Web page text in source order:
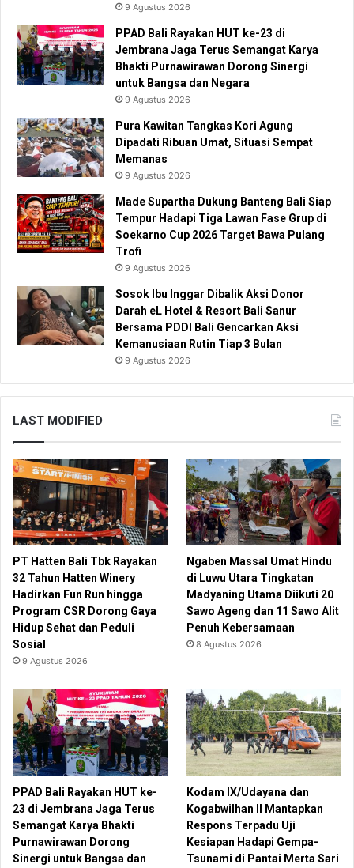
9 Agustus 2026
PPAD Bali Rayakan HUT ke-23 di
Jembrana Jaga Terus Semangat Karya
Bhakti Purnawirawan Dorong Sinergi
untuk Bangsa dan Negara
9 Agustus 2026
Pura Kawitan Tangkas Kori Agung
Dipadati Ribuan Umat, Situasi Sempat
Memanas
9 Agustus 2026
Made Supartha Dukung Banteng Bali Siap
Tempur Hadapi Tiga Lawan Fase Grup di
Soekarno Cup 2026 Target Bawa Pulang
Trofi
9 Agustus 2026
Sosok Ibu Inggar Dibalik Aksi Donor
Darah eL Hotel & Resort Bali Sanur
Bersama PDDI Bali Gencarkan Aksi
Kemanusiaan Rutin Tiap 3 Bulan
9 Agustus 2026
LAST MODIFIED
PT Hatten Bali Tbk Rayakan
32 Tahun Hatten Winery
Hadirkan Fun Run hingga
Program CSR Dorong Gaya
Hidup Sehat dan Peduli
Sosial
9 Agustus 2026
Ngaben Massal Umat Hindu
di Luwu Utara Tingkatan
Madyaning Utama Diikuti 20
Sawo Ageng dan 11 Sawo Alit
Penuh Kebersamaan
8 Agustus 2026
PPAD Bali Rayakan HUT ke-
23 di Jembrana Jaga Terus
Semangat Karya Bhakti
Purnawirawan Dorong
Sinergi untuk Bangsa dan
Kodam IX/Udayana dan
Kogabwilhan II Mantapkan
Respons Terpadu Uji
Kesiapan Hadapi Gempa-
Tsunami di Pantai Merta Sari